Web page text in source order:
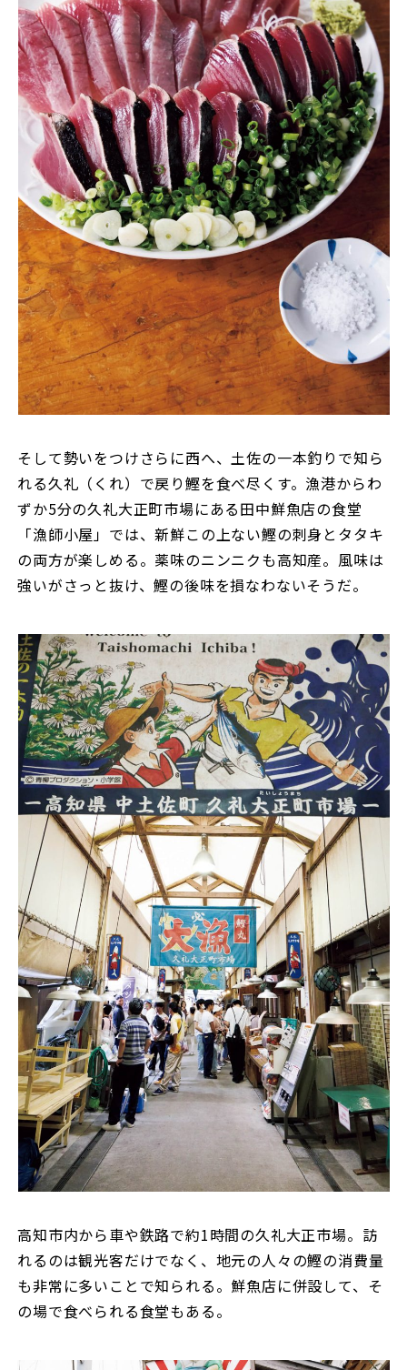
そして勢いをつけさらに西へ、土佐の一本釣りで知ら
れる久礼（くれ）で戻り鰹を食べ尽くす。漁港からわ
ずか5分の久礼大正町市場にある田中鮮魚店の食堂
「漁師小屋」では、新鮮この上ない鰹の刺身とタタキ
の両方が楽しめる。薬味のニンニクも高知産。風味は
強いがさっと抜け、鰹の後味を損なわないそうだ。
高知市内から車や鉄路で約1時間の久礼大正市場。訪
れるのは観光客だけでなく、地元の人々の鰹の消費量
も非常に多いことで知られる。鮮魚店に併設して、そ
の場で食べられる食堂もある。